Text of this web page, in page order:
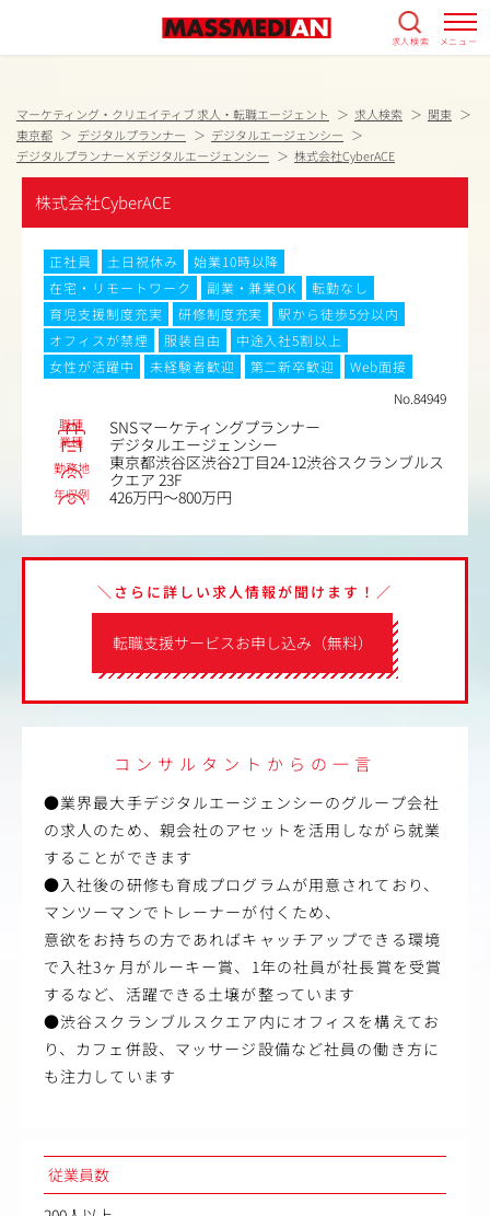
求人検索 メニュー
マーケティング・クリエイティブ 求人・転職エージェント 求人検索
関東
東京都
デジタルプランナー
デジタルエージェンシー
デジタルプランナー×デジタルエージェンシー
株式会社CyberACE
株式会社CyberACE
正社員 土日祝休み
始業10時以降
在宅・リモートワーク
副業・兼業OK
転勤なし
育児支援制度充実
研修制度充実
駅から徒歩5分以内
オフィスが禁煙
服装自由
中途入社5割以上
女性が活躍中
未経験者歓迎 第二新卒歓迎
Web面接
No.84949
職種 SNSマーケティングプランナー
業種 デジタルエージェンシー
勤務地
東京都渋谷区渋谷2丁目24-12渋谷スクランブルス
クエア 23F
年収例 426万円～800万円
転職支援サービスお申し込み（無料）
＼さらに詳しい求人情報が聞けます！／
コンサルタントからの一言
●業界最大手デジタルエージェンシーのグループ会社
の求人のため、親会社のアセットを活用しながら就業
することができます
●入社後の研修も育成プログラムが用意されており、
マンツーマンでトレーナーが付くため、
意欲をお持ちの方であればキャッチアップできる環境
で入社3ヶ月がルーキー賞、1年の社員が社長賞を受賞
するなど、活躍できる土壌が整っています
●渋谷スクランブルスクエア内にオフィスを構えてお
り、カフェ併設、マッサージ設備など社員の働き方に
も注力しています
従業員数